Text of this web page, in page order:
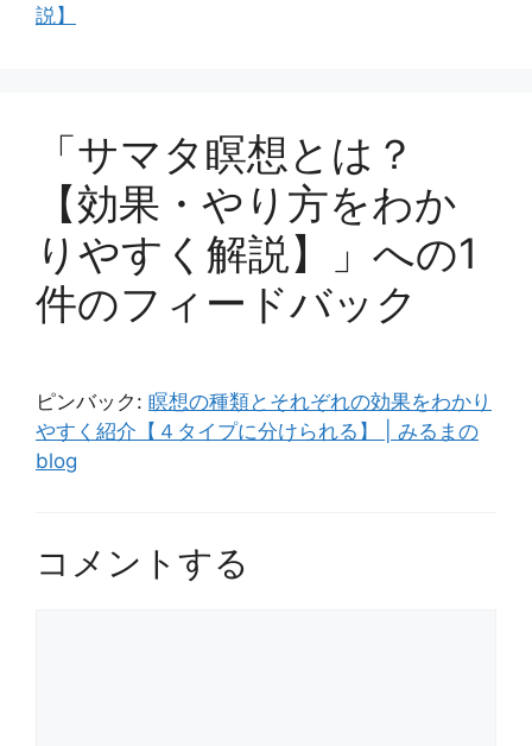
説】
「サマタ瞑想とは？
【効果・やり方をわか
りやすく解説】」への1
件のフィードバック
ピンバック: 瞑想の種類とそれぞれの効果をわかり
やすく紹介【４タイプに分けられる】 | みるまの
blog
コメントする